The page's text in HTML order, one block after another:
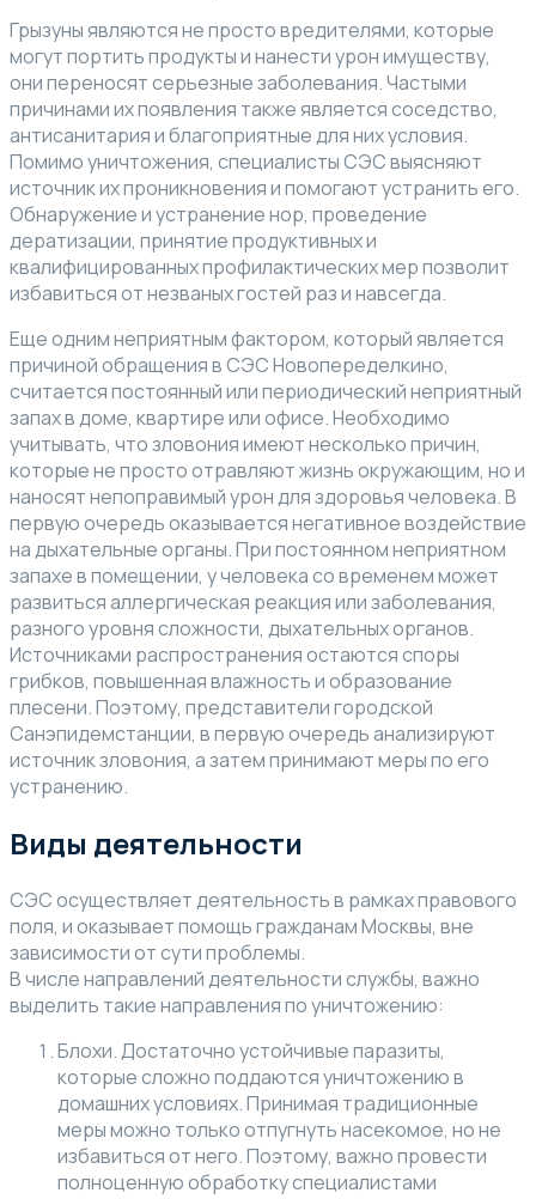
Грызуны являются не просто вредителями, которые
могут портить продукты и нанести урон имуществу,
они переносят серьезные заболевания. Частыми
причинами их появления также является соседство,
антисанитария и благоприятные для них условия.
Помимо уничтожения, специалисты СЭС выясняют
источник их проникновения и помогают устранить его.
Обнаружение и устранение нор, проведение
дератизации, принятие продуктивных и
квалифицированных профилактических мер позволит
избавиться от незваных гостей раз и навсегда.
Еще одним неприятным фактором, который является
причиной обращения в СЭС Новопеределкино,
считается постоянный или периодический неприятный
запах в доме, квартире или офисе. Необходимо
учитывать, что зловония имеют несколько причин,
которые не просто отравляют жизнь окружающим, но и
наносят непоправимый урон для здоровья человека. В
первую очередь оказывается негативное воздействие
на дыхательные органы. При постоянном неприятном
запахе в помещении, у человека со временем может
развиться аллергическая реакция или заболевания,
разного уровня сложности, дыхательных органов.
Источниками распространения остаются споры
грибков, повышенная влажность и образование
плесени. Поэтому, представители городской
Санэпидемстанции, в первую очередь анализируют
источник зловония, а затем принимают меры по его
устранению.
Виды деятельности
СЭС осуществляет деятельность в рамках правового
поля, и оказывает помощь гражданам Москвы, вне
зависимости от сути проблемы.
В числе направлений деятельности службы, важно
выделить такие направления по уничтожению:
Блохи. Достаточно устойчивые паразиты,
которые сложно поддаются уничтожению в
домашних условиях. Принимая традиционные
меры можно только отпугнуть насекомое, но не
избавиться от него. Поэтому, важно провести
полноценную обработку специалистами